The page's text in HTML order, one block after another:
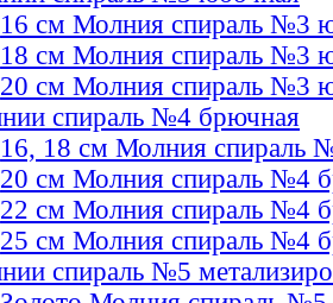
16 см Молния спираль №3
18 см Молния спираль №3
20 см Молния спираль №3
спираль №4 брючная
16, 18 см Молния спираль
20 см Молния спираль №4
22 см Молния спираль №4
25 см Молния спираль №4
спираль №5